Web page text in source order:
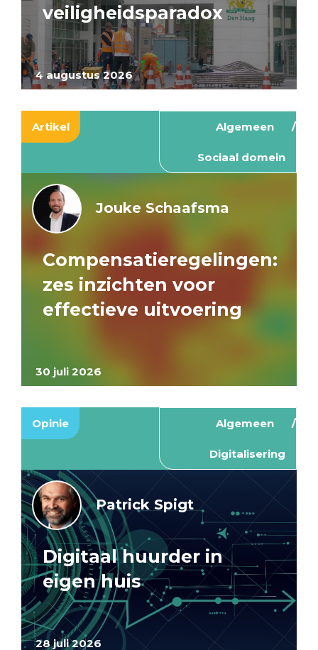
4 augustus 2026
veiligheidsparadox
Artikel Algemeen
Sociaal domein
30 juli 2026
Jouke Schaafsma
Compensatieregelingen:
zes inzichten voor
effectieve uitvoering
Opinie Algemeen
Digitalisering
28 juli 2026
Patrick Spigt
Digitaal huurder in
eigen huis